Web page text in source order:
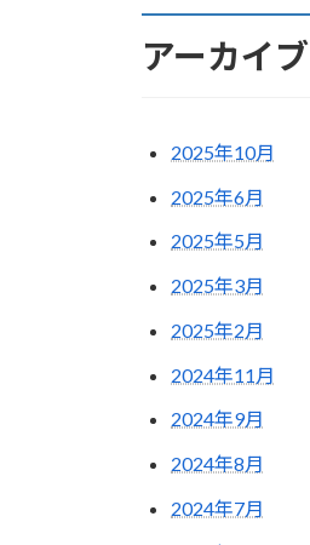
アーカイブ
2025年10月
2025年6月
2025年5月
2025年3月
2025年2月
2024年11月
2024年9月
2024年8月
2024年7月